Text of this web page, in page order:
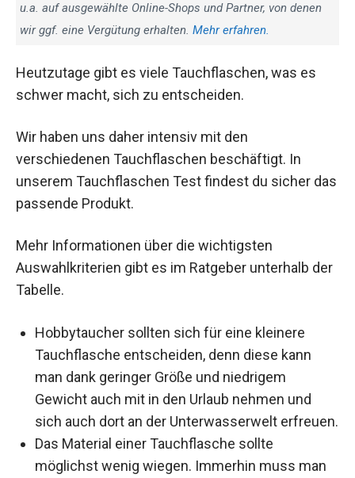
u.a. auf ausgewählte Online-Shops und Partner, von denen
wir ggf. eine Vergütung erhalten. Mehr erfahren.
Heutzutage gibt es viele Tauchflaschen, was es
schwer macht, sich zu entscheiden.
Wir haben uns daher intensiv mit den
verschiedenen Tauchflaschen beschäftigt. In
unserem Tauchflaschen Test findest du sicher das
passende Produkt.
Mehr Informationen über die wichtigsten
Auswahlkriterien gibt es im Ratgeber unterhalb der
Tabelle.
Hobbytaucher sollten sich für eine kleinere
Tauchflasche entscheiden, denn diese kann
man dank geringer Größe und niedrigem
Gewicht auch mit in den Urlaub nehmen und
sich auch dort an der Unterwasserwelt erfreuen.
Das Material einer Tauchflasche sollte
möglichst wenig wiegen. Immerhin muss man